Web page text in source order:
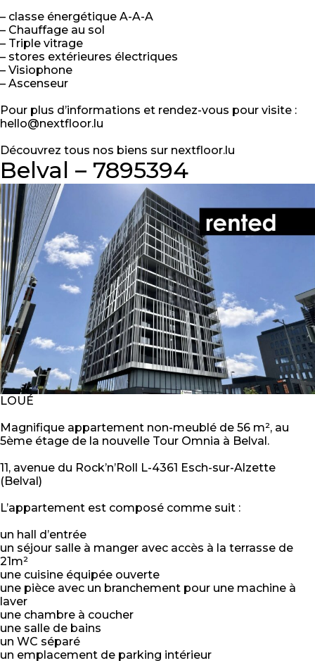
– classe énergétique A-A-A
– Chauffage au sol
– Triple vitrage
– stores extérieures électriques
– Visiophone
– Ascenseur
Pour plus d’informations et rendez-vous pour visite :
hello@nextfloor.lu
Découvrez tous nos biens sur nextfloor.lu
Belval – 7895394
LOUÉ
Magnifique appartement non-meublé de 56 m², au
5ème étage de la nouvelle Tour Omnia à Belval.
11, avenue du Rock’n’Roll L-4361 Esch-sur-Alzette
(Belval)
L’appartement est composé comme suit :
un hall d’entrée
un séjour salle à manger avec accès à la terrasse de
21m²
une cuisine équipée ouverte
une pièce avec un branchement pour une machine à
laver
une chambre à coucher
une salle de bains
un WC séparé
un emplacement de parking intérieur